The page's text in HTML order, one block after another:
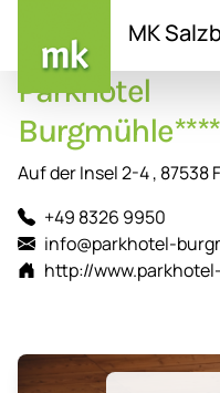
Inhalt
MK
Parkhotel
Auf der Insel 2-4 , 87538
+49 8326 9950
info@parkhotel-
http://